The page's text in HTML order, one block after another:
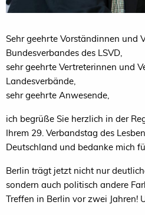
Sehr geehrte Vorständinnen und
Bundesverbandes des LSVD,
sehr geehrte Vertreterinnen und
Landesverbände,
sehr geehrte Anwesende,
ich begrüße Sie herzlich in der
Ihrem 29. Verbandstag des
Deutschland und bedanke mich
Berlin trägt jetzt nicht nur
sondern auch politisch andere
Treffen in Berlin vor zwei Jahren!